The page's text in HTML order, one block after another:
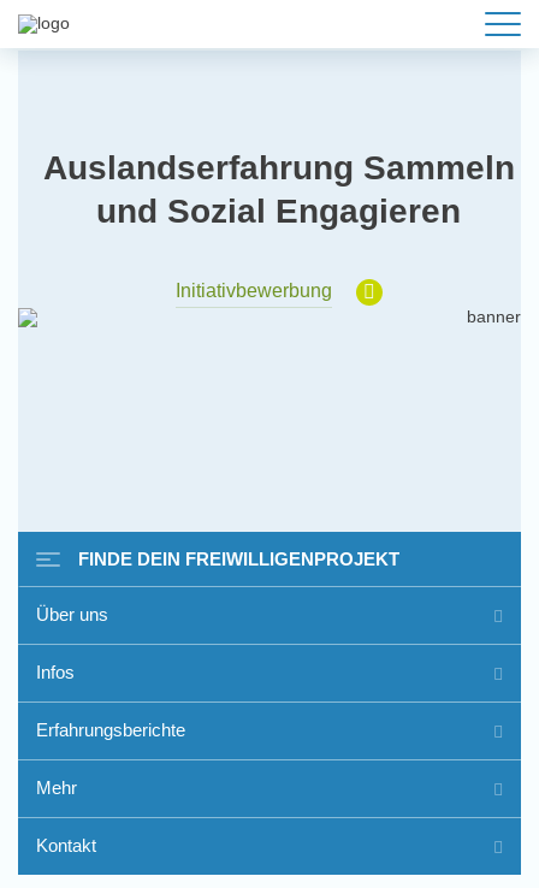
Auslandserfahrung Sammeln
und Sozial Engagieren
Initiativbewerbung
Freiwilligenarbeit im Ausland
- Erfahrungsberichte
FINDE DEIN FREIWILLIGENPROJEKT
Über uns
Infos
Erfahrungsberichte
Mehr
Kontakt